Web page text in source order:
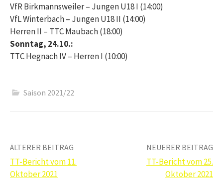
VfR Birkmannsweiler – Jungen U18 I (14:00)
VfL Winterbach – Jungen U18 II (14:00)
Herren II – TTC Maubach (18:00)
Sonntag, 24.10.:
TTC Hegnach IV – Herren I (10:00)
Saison 2021/22
Beitrags-
Navigation
ÄLTERER BEITRAG
TT-Bericht vom 11.
Oktober 2021
NEUERER BEITRAG
TT-Bericht vom 25.
Oktober 2021